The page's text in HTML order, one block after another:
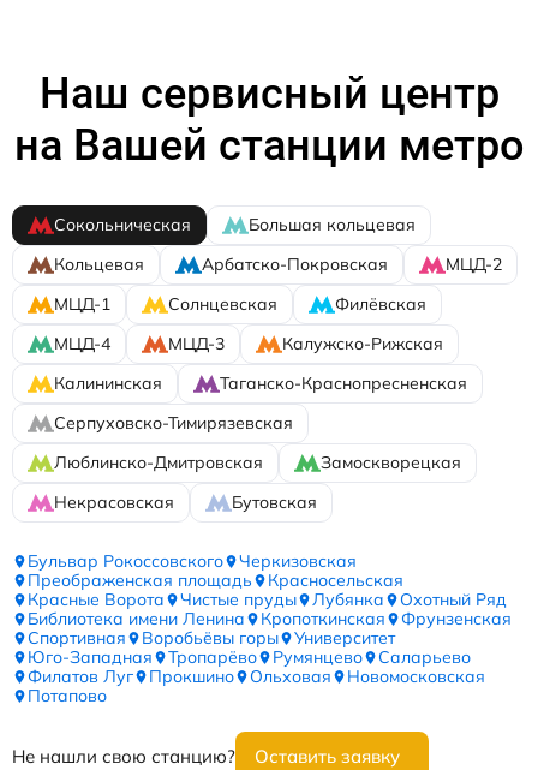
Наш сервисный центр
на Вашей станции метро
Сокольническая
Большая кольцевая
Кольцевая
Арбатско-Покровская
МЦД-2
МЦД-1
Солнцевская
Филёвская
МЦД-4
МЦД-3
Калужско-Рижская
Калининская
Таганско-Краснопресненская
Серпуховско-Тимирязевская
Люблинско-Дмитровская
Замоскворецкая
Некрасовская
Бутовская
Бульвар Рокоссовского
Черкизовская
Преображенская площадь
Красносельская
Красные Ворота
Чистые пруды Лубянка
Охотный Ряд
Библиотека имени Ленина
Кропоткинская
Фрунзенская
Спортивная
Воробьёвы горы
Университет
Юго-Западная
Тропарёво Румянцево
Саларьево
Филатов Луг
Прокшино Ольховая
Новомосковская
Потапово
Не нашли свою станцию? Оставить заявку